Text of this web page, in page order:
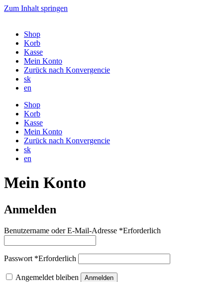
Zum Inhalt springen
Shop
Korb
Kasse
Mein Konto
Zurück nach Konvergencie
sk
en
Shop
Korb
Kasse
Mein Konto
Zurück nach Konvergencie
sk
en
Mein Konto
Anmelden
Benutzername oder E-Mail-Adresse *Erforderlich
Passwort *Erforderlich
Angemeldet bleiben Anmelden